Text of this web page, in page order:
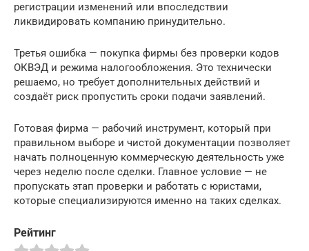
регистрации изменений или впоследствии
ликвидировать компанию принудительно.
Третья ошибка — покупка фирмы без проверки кодов
ОКВЭД и режима налогообложения. Это технически
решаемо, но требует дополнительных действий и
создаёт риск пропустить сроки подачи заявлений.
Готовая фирма — рабочий инструмент, который при
правильном выборе и чистой документации позволяет
начать полноценную коммерческую деятельность уже
через неделю после сделки. Главное условие — не
пропускать этап проверки и работать с юристами,
которые специализируются именно на таких сделках.
Рейтинг